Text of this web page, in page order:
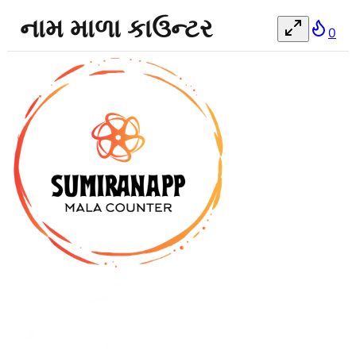
નામ માળા કાઉન્ટર 0